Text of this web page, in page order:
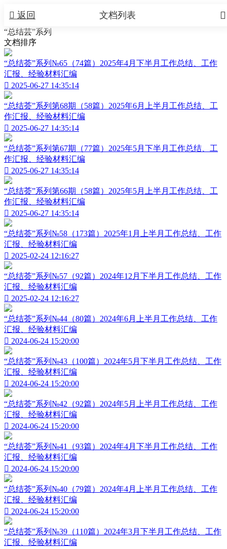
 返回 
文档列表
“总结芸”系列
文档排序
“总结荟”系列№65（74篇）2025年4月下半月工作总结、工作
汇报、经验材料汇编
 2025-06-27 14:35:14
“总结荟”系列第68期（58篇）2025年6月上半月工作总结、工
作汇报、经验材料汇编
 2025-06-27 14:35:14
“总结荟”系列第67期（77篇）2025年5月下半月工作总结、工
作汇报、经验材料汇编
 2025-06-27 14:35:14
“总结荟”系列第66期（58篇）2025年5月上半月工作总结、工
作汇报、经验材料汇编
 2025-06-27 14:35:14
“总结荟”系列№58（173篇）2025年1月上半月工作总结、工作
汇报、经验材料汇编
 2025-02-24 12:16:27
“总结荟”系列№57（92篇）2024年12月下半月工作总结、工作
汇报、经验材料汇编
 2025-02-24 12:16:27
“总结荟”系列№44（80篇）2024年6月上半月工作总结、工作
汇报、经验材料汇编
 2024-06-24 15:20:00
“总结荟”系列№43（100篇）2024年5月下半月工作总结、工作
汇报、经验材料汇编
 2024-06-24 15:20:00
“总结荟”系列№42（92篇）2024年5月上半月工作总结、工作
汇报、经验材料汇编
 2024-06-24 15:20:00
“总结荟”系列№41（93篇）2024年4月下半月工作总结、工作
汇报、经验材料汇编
 2024-06-24 15:20:00
“总结荟”系列№40（79篇）2024年4月上半月工作总结、工作
汇报、经验材料汇编
 2024-06-24 15:20:00
“总结荟”系列№39（110篇）2024年3月下半月工作总结、工作
汇报、经验材料汇编